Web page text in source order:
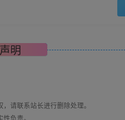
明
请联系站长进行删除处理。